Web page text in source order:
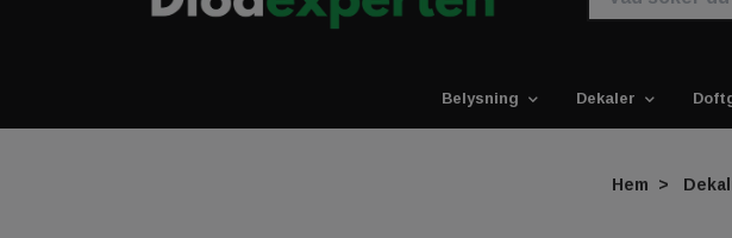
Belysning Dekaler
Hem